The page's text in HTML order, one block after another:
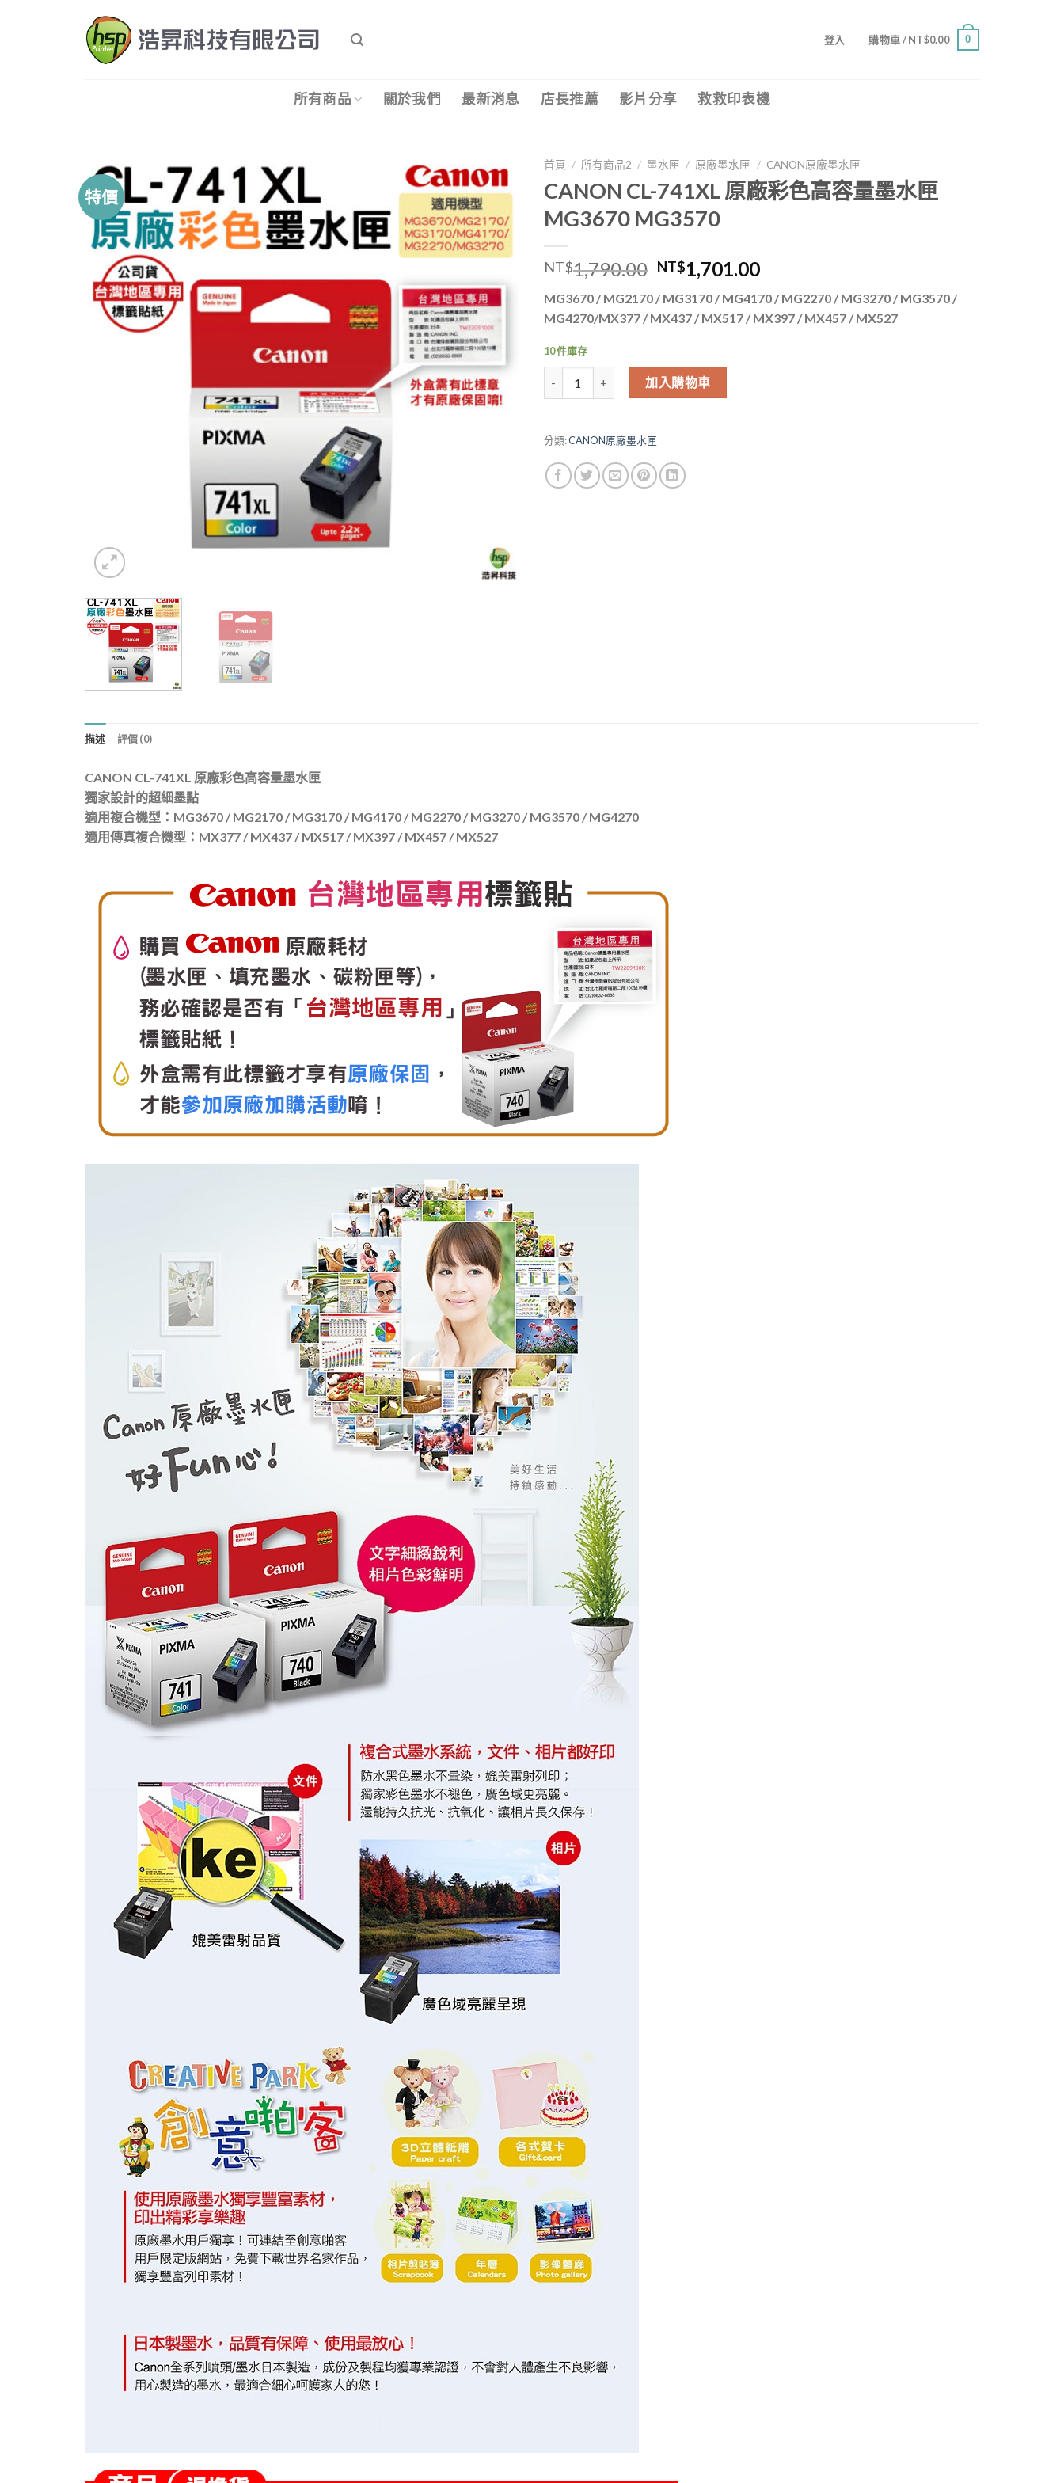
登入 購物車 /NT$0.00 0
所有商品 關於我們 最新消息 店長推薦 影片分享 救救印表機
特價
首頁 / 所有商品2 / 墨水匣 / 原廠墨水匣 / CANON原廠墨水匣
CANON CL-741XL 原廠彩色高容量墨水匣
MG3670 MG3570
NT$1,790.00 原
價
格：
NT$1,701.00目
價
格：
MG3670 / MG2170 / MG3170 / MG4170 / MG2270 / MG3270 / MG3570 /
MG4270/MX377 / MX437 / MX517 / MX397 / MX457 / MX527
10 件庫存
CANON CL-741XL 原廠彩色高容量墨水匣 MG3670 MG3570 數量
加入購物車
分類:CANON原廠墨水匣
描述 評價 (0)
CANON CL-741XL 原廠彩色高容量墨水匣
獨家設計的超細墨點
適用複合機型：MG3670 / MG2170 / MG3170 / MG4170 / MG2270 / MG3270 / MG3570 / MG4270
適用傳真複合機型：MX377 / MX437 / MX517 / MX397 / MX457 / MX527